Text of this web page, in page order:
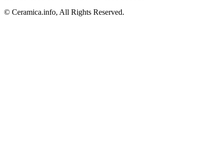
© Ceramica.info, All Rights Reserved.